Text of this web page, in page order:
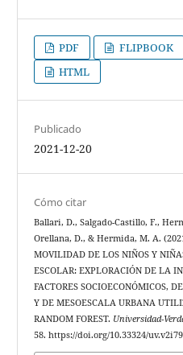
PDF
FLIPBOOK
HTML
Publicado
2021-12-20
Cómo citar
Ballari, D., Salgado-Castillo, F.,
Orellana, D., & Hermida, M. A.
MOVILIDAD DE LOS NIÑOS Y
ESCOLAR: EXPLORACIÓN DE LA
FACTORES SOCIOECONÓMICOS,
Y DE MESOESCALA URBANA
RANDOM FOREST. Universidad-
58. https://doi.org/10.33324/